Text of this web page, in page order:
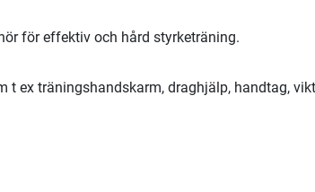
för effektiv och hård styrketräning.
ex träningshandskarm, draghjälp, handtag,